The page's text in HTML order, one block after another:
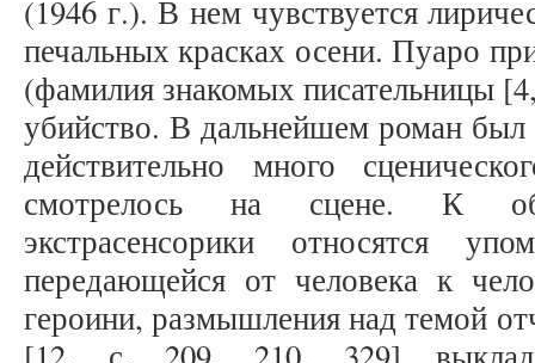
(1946 г.). В нем чувствуется
печальных красках осени. Пуаро
(фамилия знакомых писательницы
убийство. В дальнейшем роман был
действительно много
смотрелось на сцене. К
экстрасенсорики относятся
передающейся от человека к
героини, размышления над темой